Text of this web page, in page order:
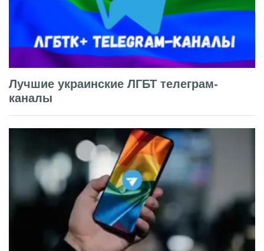
Лучшие украинские ЛГБТ телеграм-
каналы